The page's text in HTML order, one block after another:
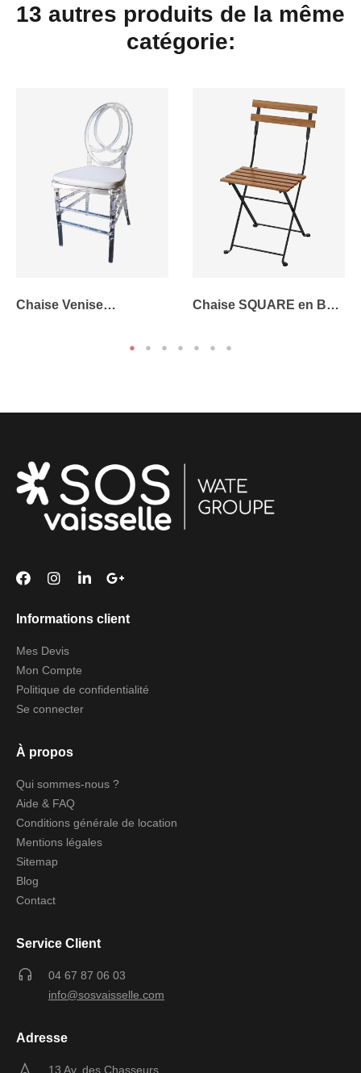
13 autres produits de la même
catégorie:
Chaise Venise
Chaise SQUARE en Bois
Informations client
Mes Devis
Mon Compte
Politique de confidentialité
Se connecter
À propos
Qui sommes-nous ?
Aide & FAQ
Conditions générale de location
Mentions légales
Sitemap
Blog
Contact
Service Client
04 67 87 06 03
info@sosvaisselle.com
Adresse
13 Av. des Chasseurs,